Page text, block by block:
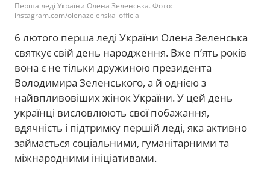
Перша леді України Олена Зеленська. Фото:
instagram.com/olenazelenska_official
6 лютого перша леді України Олена Зеленська
святкує свій день народження. Вже п’ять років
вона є не тільки дружиною президента
Володимира Зеленського, а й однією з
найвпливовіших жінок України. У цей день
українці висловлюють свої побажання,
вдячність і підтримку першій леді, яка активно
займається соціальними, гуманітарними та
міжнародними ініціативами.